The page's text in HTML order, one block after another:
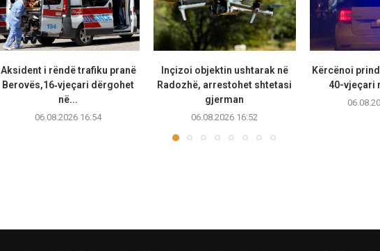
Aksident i rëndë trafiku pranë
Berovës,16‑vjeçari dërgohet
në...
06.08.2026 16:54
Inçizoi objektin ushtarak në
Radozhë, arrestohet shtetasi
gjerman
06.08.2026 16:52
Kërcënoi
40-vjeçari